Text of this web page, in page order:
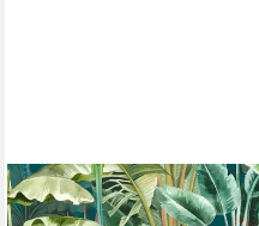
LIVING WALLS
Fototapete Metropolitan